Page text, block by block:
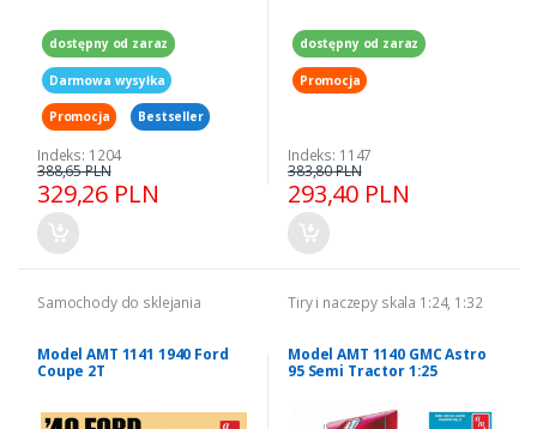
dostępny od zaraz
Darmowa wysyłka
Promocja Bestseller
Indeks: 1204
329,26 PLN
388,65 PLN
dostępny od zaraz
Promocja
Indeks: 1147
293,40 PLN
383,80 PLN
Samochody do sklejania
Model AMT 1141 1940 Ford
Coupe 2T
Tiry i naczepy skala 1:24, 1:32
Model AMT 1140 GMC Astro
95 Semi Tractor 1:25